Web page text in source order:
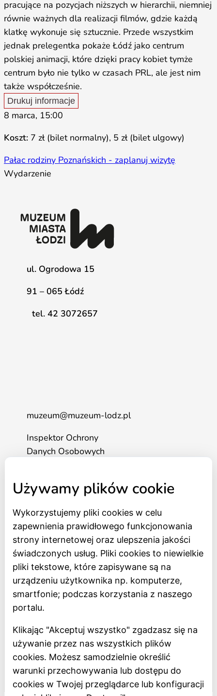
pracujące na pozycjach niższych w hierarchii, niemniej
równie ważnych dla realizacji filmów, gdzie każdą
klatkę wykonuje się sztucznie. Przede wszystkim
jednak prelegentka pokaże Łódź jako centrum
polskiej animacji, które dzięki pracy kobiet tymże
centrum było nie tylko w czasach PRL, ale jest nim
także współcześnie.
Drukuj informacje
8 marca, 15:00
Koszt: 7 zł (bilet normalny), 5 zł (bilet ulgowy)
Pałac rodziny Poznańskich - zaplanuj wizytę
Wydarzenie
ul. Ogrodowa 15
91 – 065 Łódź
tel. 42 3072657
muzeum@muzeum-lodz.pl
Inspektor Ochrony
Danych Osobowych
Strona główna
Bilety online
BIP
Oceń Muzeum
Newsletter
Deklaracja dostępności
Regulamin
Dostępność
Projekt dofinansowany z Unii Europejskiej
Używamy plików cookie
Wykorzystujemy pliki cookies w celu
zapewnienia prawidłowego funkcjonowania
strony internetowej oraz ulepszenia jakości
świadczonych usług. Pliki cookies to niewielkie
pliki tekstowe, które zapisywane są na
urządzeniu użytkownika np. komputerze,
smartfonie; podczas korzystania z naszego
portalu.
Klikając "Akceptuj wszystko" zgadzasz się na
używanie przez nas wszystkich plików
cookies. Możesz samodzielnie określić
warunki przechowywania lub dostępu do
cookies w Twojej przeglądarce lub konfiguracji